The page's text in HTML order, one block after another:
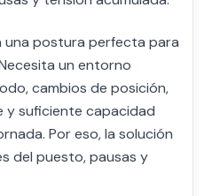
una postura perfecta para
un entorno
cambios de posición,
y suficiente capacidad
Por eso, la solución
del puesto, pausas y